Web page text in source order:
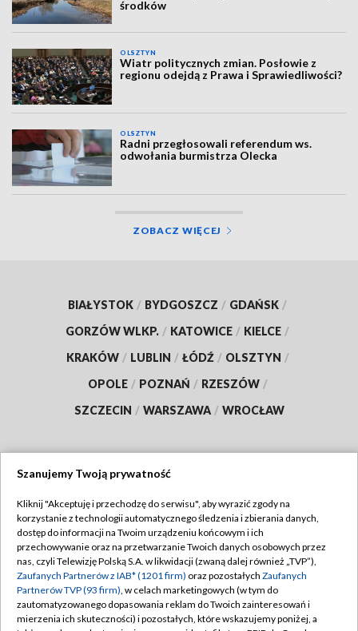
środków
OLSZTYN
Wiatr politycznych zmian. Posłowie z
regionu odejdą z Prawa i Sprawiedliwości?
OLSZTYN
Radni przegłosowali referendum ws.
odwołania burmistrza Olecka
ZOBACZ WIĘCEJ
BIAŁYSTOK / BYDGOSZCZ / GDAŃSK /
GORZÓW WLKP. / KATOWICE / KIELCE /
KRAKÓW / LUBLIN / ŁÓDŹ / OLSZTYN /
OPOLE / POZNAŃ / RZESZÓW /
SZCZECIN / WARSZAWA / WROCŁAW
TVP
Abonament TVP
Emisja w TVP
Centrum informacji TVP
Naziemna Telewizja Cyfrowa
Regulamin TVP
Polityka prywatności
Moje zgody
Szanujemy Twoją prywatność
Kliknij "Akceptuję i przechodzę do serwisu", aby wyrazić zgody na
korzystanie z technologii automatycznego śledzenia i zbierania danych,
dostęp do informacji na Twoim urządzeniu końcowym i ich
przechowywanie oraz na przetwarzanie Twoich danych osobowych przez
nas, czyli Telewizję Polską S.A. w likwidacji (zwaną dalej również „TVP”),
Zaufanych Partnerów z IAB* (1201 firm) oraz pozostałych Zaufanych
Partnerów TVP (93 firm), w celach marketingowych (w tym do
zautomatyzowanego dopasowania reklam do Twoich zainteresowań i
mierzenia ich skuteczności) i pozostałych, które wskazujemy poniżej, a